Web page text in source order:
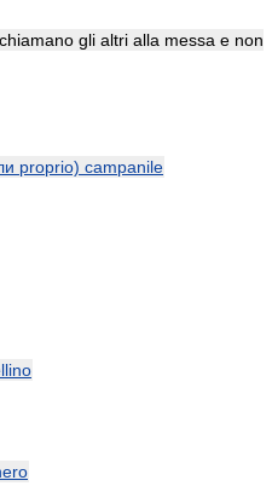
gli altri alla messa e non
proprio) campanile